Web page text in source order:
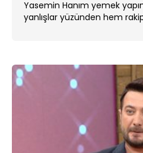
Yasemin Hanım yemek
yanlışlar yüzünden hem